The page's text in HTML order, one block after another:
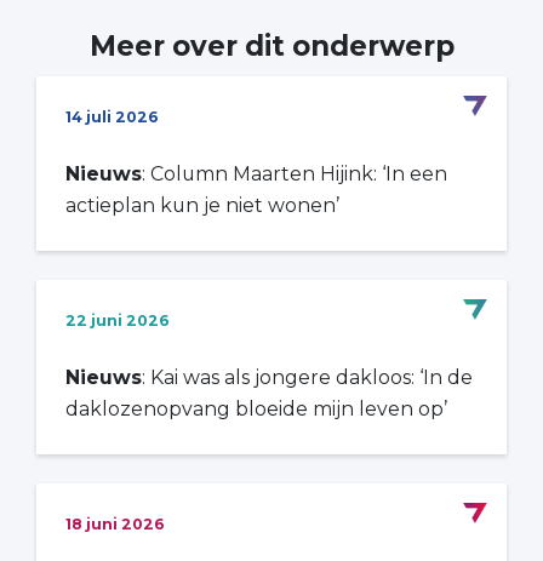
Meer over dit onderwerp
14 juli 2026
Nieuws: Column Maarten Hijink: ‘In een
actieplan kun je niet wonen’
22 juni 2026
Nieuws: Kai was als jongere dakloos: ‘In de
daklozenopvang bloeide mijn leven op’
18 juni 2026